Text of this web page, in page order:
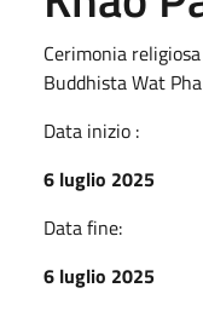
Cerimonia
Buddhista Wat
Data inizio :
6 luglio 2025
Data fine:
6 luglio 2025